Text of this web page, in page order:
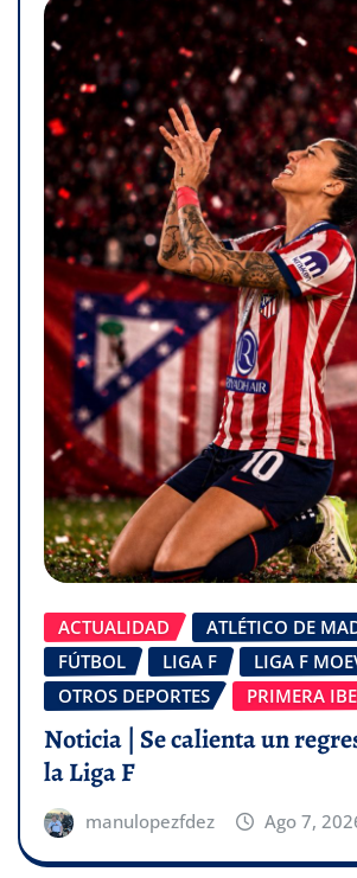
ACTUALIDAD
ATLÉTICO DE
FÚTBOL
LIGA F
LIGA F
OTROS DEPORTES
PRIMERA
Noticia | Se calienta un
la Liga F
manulopezfdez Ago 7,